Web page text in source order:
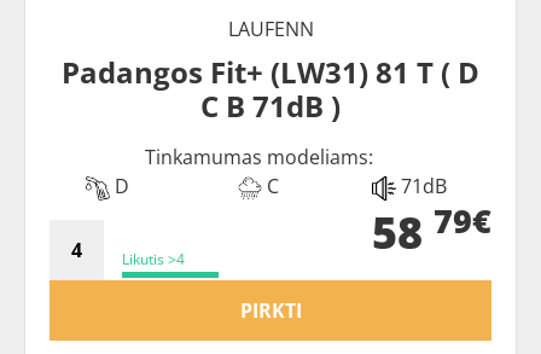
LAUFENN
Padangos Fit+ (LW31) 81 T ( D
C B 71dB )
Tinkamumas modeliams:
D
C 71dB
Likutis >4 58 79€
PIRKTI